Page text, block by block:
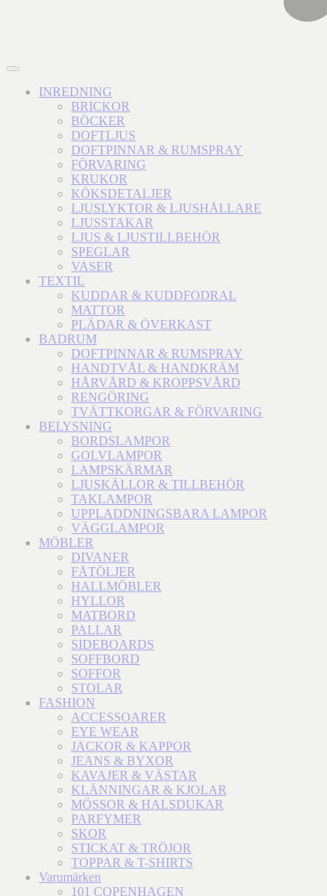
INREDNING
BRICKOR
BÖCKER
DOFTLJUS
DOFTPINNAR & RUMSPRAY
FÖRVARING
KRUKOR
KÖKSDETALJER
LJUSLYKTOR & LJUSHÅLLARE
LJUSSTAKAR
LJUS & LJUSTILLBEHÖR
SPEGLAR
VASER
TEXTIL
KUDDAR & KUDDFODRAL
MATTOR
PLÄDAR & ÖVERKAST
BADRUM
DOFTPINNAR & RUMSPRAY
HANDTVÅL & HANDKRÄM
HÅRVÅRD & KROPPSVÅRD
RENGÖRING
TVÄTTKORGAR & FÖRVARING
BELYSNING
BORDSLAMPOR
GOLVLAMPOR
LAMPSKÄRMAR
LJUSKÄLLOR & TILLBEHÖR
TAKLAMPOR
UPPLADDNINGSBARA LAMPOR
VÄGGLAMPOR
MÖBLER
DIVANER
FÅTÖLJER
HALLMÖBLER
HYLLOR
MATBORD
PALLAR
SIDEBOARDS
SOFFBORD
SOFFOR
STOLAR
FASHION
ACCESSOARER
EYE WEAR
JACKOR & KAPPOR
JEANS & BYXOR
KAVAJER & VÄSTAR
KLÄNNINGAR & KJOLAR
MÖSSOR & HALSDUKAR
PARFYMER
SKOR
STICKAT & TRÖJOR
TOPPAR & T-SHIRTS
Varumärken
101 COPENHAGEN